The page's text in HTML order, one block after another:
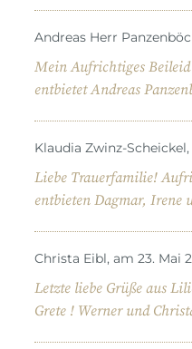
Andreas Herr
Mein Aufrichtiges
entbietet Andreas
Klaudia Zwinz-
Liebe Trauerfamilie!
entbieten Dagmar, Irene
Christa Eibl, am 23. Mai
Letzte liebe Grüße aus
Grete ! Werner und